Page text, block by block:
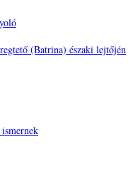
(Batrina) északi lejtőjén